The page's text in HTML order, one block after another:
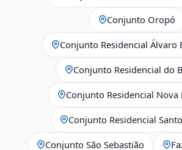
Conjunto Oropó
Conjunto Residencial Álvaro
Conjunto Residencial do
Conjunto Residencial Nova
Conjunto Residencial
Conjunto São Sebastião